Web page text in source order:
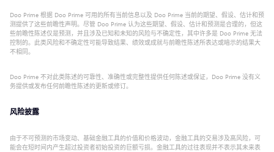
Doo Prime 根据 Doo Prime 可用的所有当前信息以及 Doo Prime 当前的期望、假设、估计和预
测提供了这些前瞻性声明。尽管 Doo Prime 认为这些期望、假设、估计和预测是合理的，但这
些前瞻性陈述仅是预测，并且涉及已知和未知的风险与不确定性，其中许多是 Doo Prime 无法
控制的。此类风险和不确定性可能导致结果、绩效或成就与前瞻性陈述所表达或暗示的结果大
不相同。
Doo Prime 不对此类陈述的可靠性、准确性或完整性提供任何陈述或保证，Doo Prime 没有义
务提供或发布任何前瞻性陈述的更新或修订。
风险披露
由于不可预测的市场变动、基础金融工具的价值和价格波动，金融工具的交易涉及高风险，可
能会在短时间内产生超过投资者初始投资的巨额亏损。金融工具的过往表现并不表示其未来表